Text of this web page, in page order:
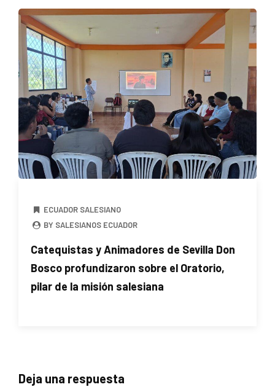
ECUADOR SALESIANO
BY SALESIANOS ECUADOR
Catequistas y Animadores de Sevilla Don
Bosco profundizaron sobre el Oratorio,
pilar de la misión salesiana
Deja una respuesta